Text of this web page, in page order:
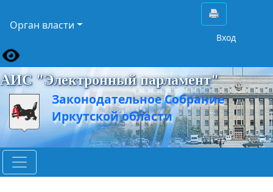
Орган власти
Вход
АИС "Электронный парламент"
Законодательное Собрание
Иркутской области